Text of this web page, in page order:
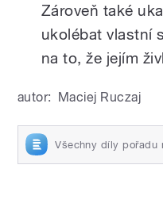
Zároveň také
ukolébat vlastní
na to, že jejím
autor: Maciej Ruczaj
Všechny díly pořadu